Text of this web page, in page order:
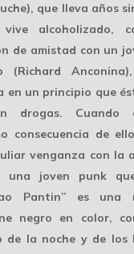
que lleva años
alcoholizado,
de amistad con un
(Richard
en un principio que
drogas.
consecuencia de
venganza con la
una joven punk
Pantin” es una
negro en color,
de la noche y de los